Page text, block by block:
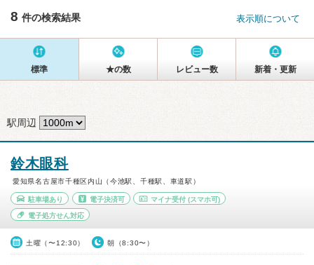
8 件の検索結果 表示順について
標準 ★の数 レビュー数 新着・更新
駅周辺
鈴木眼科
愛知県名古屋市千種区内山（今池駅、千種駅、車道駅）
駐車場あり 電子決済可 マイナ受付 (スマホ可)
電子処方せん対応
土曜（〜12:30） 朝（8:30〜）